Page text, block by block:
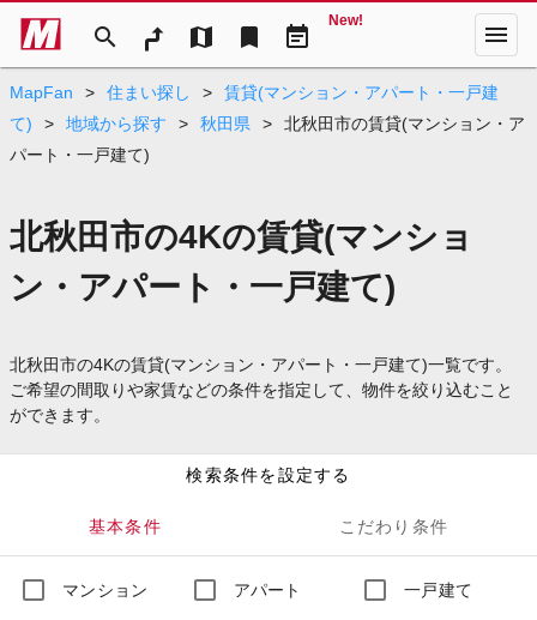
search map bookmark event_note
New! menu
MapFan > 住まい探し >
賃貸(マンション・アパート・一戸建
て)
> 地域から探す > 秋田県 >
北秋田市の賃貸(マンション・ア
パート・一戸建て)
北秋田市の4Kの賃貸(マンショ
ン・アパート・一戸建て)
北秋田市の4Kの賃貸(マンション・アパート・一戸建て)一覧です。
ご希望の間取りや家賃などの条件を指定して、物件を絞り込むこと
ができます。
検索条件を設定する
基本条件 こだわり条件
マンション アパート 一戸建て